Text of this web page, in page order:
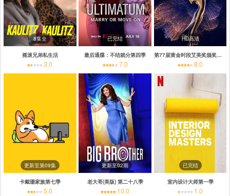
8集全
摇滚兄弟私生活
3.0
已完结
最后通牒：不结就分第四季
7.0
HD高清
第77届黄金时段艾美奖颁奖典礼
8.0
更新至第09集
卡戴珊家族第七季
5.0
更新至02期
老大哥(美版) 第二十八季
10.0
已完结
室内设计大师第一季
1.0